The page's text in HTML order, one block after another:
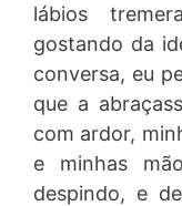
lábios
gostando da
conversa, eu
que a
com ardor,
e minhas
despindo, e